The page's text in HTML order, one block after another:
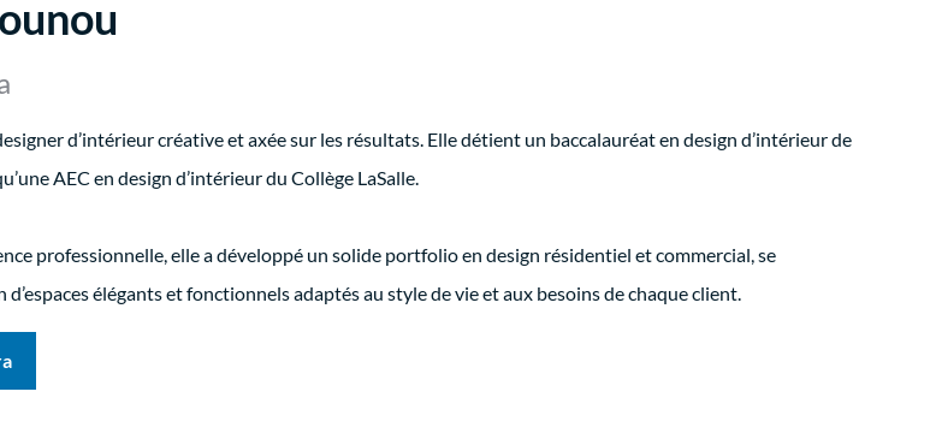
d’intérieur créative et axée sur les résultats. Elle détient un baccalauréat en design d’intérieur de
AEC en design d’intérieur du Collège LaSalle.
professionnelle, elle a développé un solide portfolio en design résidentiel et commercial, se
élégants et fonctionnels adaptés au style de vie et aux besoins de chaque client.